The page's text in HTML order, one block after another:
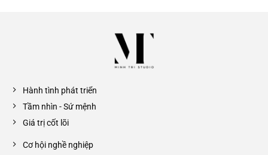
Hành tình phát triển
Tầm nhìn - Sứ mệnh
Giá trị cốt lõi
Cơ hội nghề nghiệp